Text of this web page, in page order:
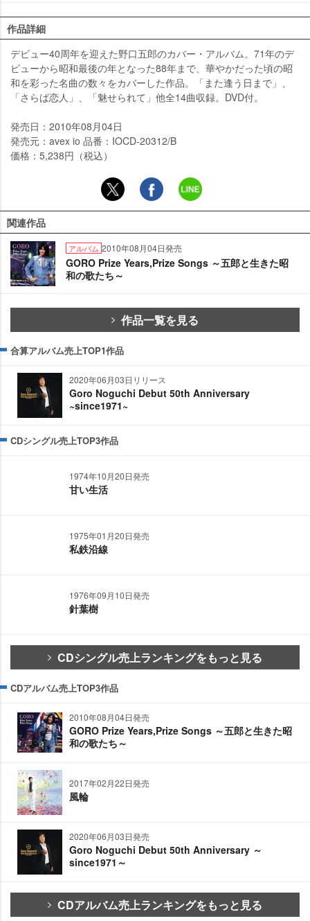
作品詳細
デビュー40周年を迎えた野口五郎のカバー・アルバム。71年のデ
ビューから昭和最後の年となった88年まで、華やかだった頃の昭
和を彩った名曲の数々をカバーした作品。「また逢う日まで」、
「さらば恋人」、「魅せられて」他全14曲収録。DVD付。
発売日：2010年08月04日
発売元：avex io 品番：IOCD-20312/B
価格：5,238円（税込）
関連作品
アルバム 2010年08月04日発売
GORO Prize Years,Prize Songs ～五郎と生きた昭
和の歌たち～
作品一覧を見る
合算アルバム売上TOP1作品
2020年06月03日リリース
Goro Noguchi Debut 50th Anniversary
~since1971~
CDシングル売上TOP3作品
1974年10月20日発売
甘い生活
1975年01月20日発売
私鉄沿線
1976年09月10日発売
針葉樹
CDシングル売上ランキングをもっと見る
CDアルバム売上TOP3作品
2010年08月04日発売
GORO Prize Years,Prize Songs ～五郎と生きた昭
和の歌たち～
2017年02月22日発売
風輪
2020年06月03日発売
Goro Noguchi Debut 50th Anniversary ～
since1971～
CDアルバム売上ランキングをもっと見る